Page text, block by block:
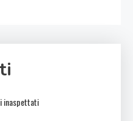
inaspettati